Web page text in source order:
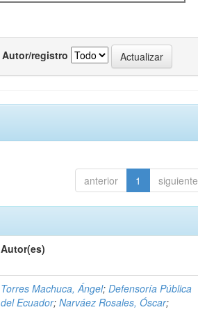
Autor/registro
anterior 1 siguiente
Autor(es)
Torres Machuca, Ángel;Defensoría Pública
del Ecuador;Narváez Rosales, Óscar;